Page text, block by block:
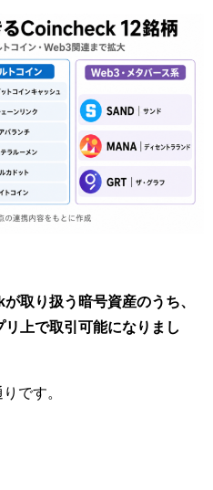
取り扱う暗号資産のうち、
上で取引可能になりまし
です。